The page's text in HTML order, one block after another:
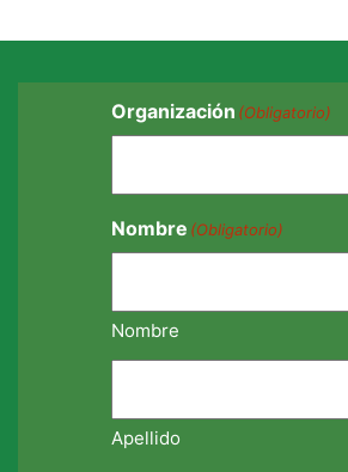
Organización (Obligatorio)
Nombre (Obligatorio)
Nombre
Apellido